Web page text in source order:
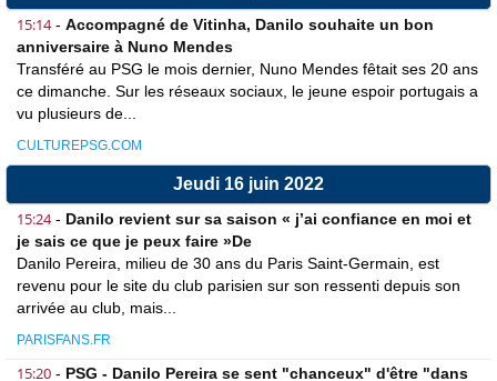
15:14- Accompagné de Vitinha, Danilo souhaite un bon
anniversaire à Nuno Mendes
Transféré au PSG le mois dernier, Nuno Mendes fêtait ses 20 ans
ce dimanche. Sur les réseaux sociaux, le jeune espoir portugais a
vu plusieurs de...
CULTUREPSG.COM
Jeudi 16 juin 2022
15:24- Danilo revient sur sa saison « j’ai confiance en moi et
je sais ce que je peux faire »De
Danilo Pereira, milieu de 30 ans du Paris Saint-Germain, est
revenu pour le site du club parisien sur son ressenti depuis son
arrivée au club, mais...
PARISFANS.FR
15:20 - PSG - Danilo Pereira se sent "chanceux" d'être "dans